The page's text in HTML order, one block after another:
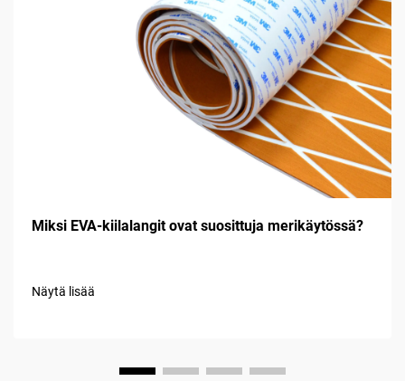
Miksi EVA-kiilalangit ovat suosittuja merikäytössä?
Näytä lisää